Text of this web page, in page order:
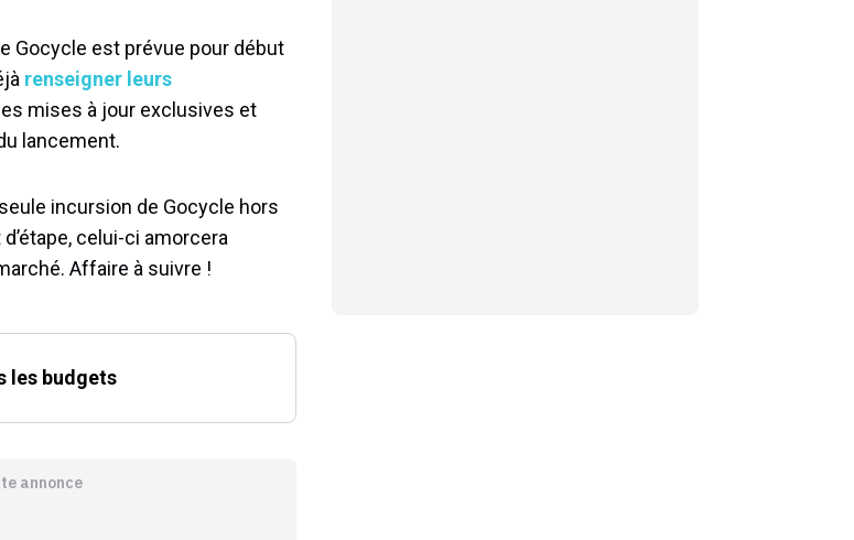
Gocycle est prévue pour début
renseigner leurs
mises à jour exclusives et
lancement.
incursion de Gocycle hors
celui-ci amorcera
Affaire à suivre !
les budgets
annonce